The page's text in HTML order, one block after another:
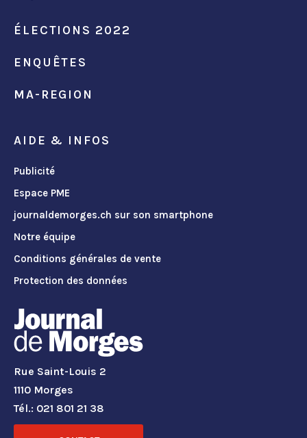
ÉLECTIONS 2022
ENQUÊTES
MA-REGION
AIDE & INFOS
Publicité
Espace PME
journaldemorges.ch sur son smartphone
Notre équipe
Conditions générales de vente
Protection des données
Rue Saint-Louis 2
1110 Morges
Tél.: 021 801 21 38